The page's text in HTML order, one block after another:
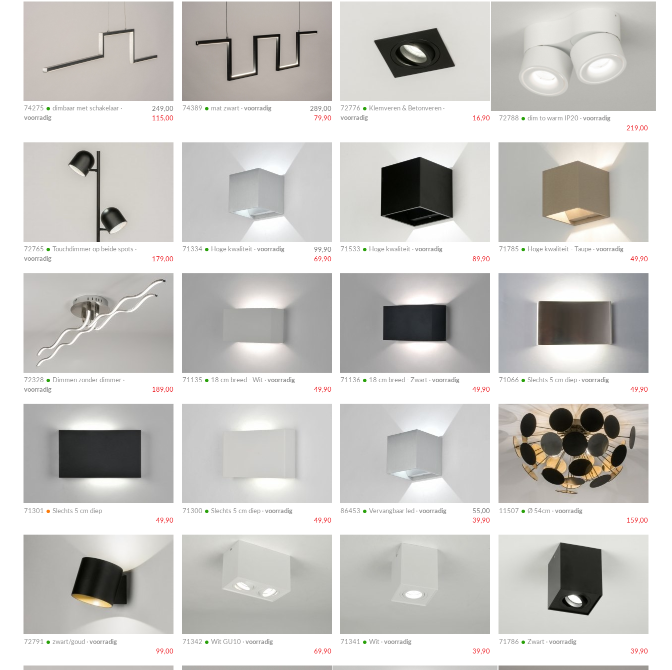
74275 • dimbaar met schakelaar ·
voorradig
249,00
115,00
Bekijk
74389 • mat zwart · voorradig
289,00
79,90
Bekijk
72776 • Klemveren & Betonveren ·
voorradig
16,90
Bekijk
72788 • dim to warm IP20 · voorradig
219,00
Bekijk
72765 •
Touchdimmer op beide spots ·
voorradig
179,00
Bekijk
71334 • Hoge kwaliteit · voorradig
99,90
69,90
Bekijk
71533 • Hoge kwaliteit · voorradig
89,90
Bekijk
71785 • Hoge kwaliteit - Taupe · voorradig
49,90
Bekijk
72328 •
Dimmen zonder dimmer ·
voorradig
189,00
Bekijk
71135 • 18 cm breed - Wit · voorradig
49,90
Bekijk
71136 • 18 cm breed - Zwart · voorradig
49,90
Bekijk
71066 • Slechts 5 cm diep · voorradig
49,90
Bekijk
71301 • Slechts 5 cm diep
49,90
71300 • Slechts 5 cm diep · voorradig
49,90
86453 • Vervangbaar led · voorradig
55,00
39,90
11507 • Ø 54cm · voorradig
159,00
Bekijk
72791 • zwart/goud · voorradig
99,00
Bekijk
71342 • Wit GU10 · voorradig
69,90
Bekijk
71341 • Wit · voorradig
39,90
Bekijk
71786 • Zwart · voorradig
39,90
Bekijk
Bekijk Bekijk Bekijk Bekijk